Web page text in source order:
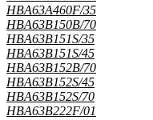
HBA63A460F/35
HBA63B150B/70
HBA63B151S/35
HBA63B151S/45
HBA63B152B/70
HBA63B152S/45
HBA63B152S/70
HBA63B222F/01